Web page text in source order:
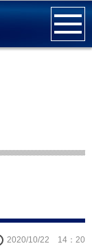
2020/10/22 14：20